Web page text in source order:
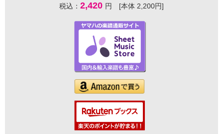
税込： 2,420 円 [本体 2,200円]